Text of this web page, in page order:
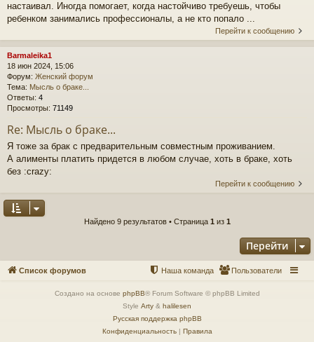
настаивал. Иногда помогает, когда настойчиво требуешь, чтобы
ребенком занимались профессионалы, а не кто попало ...
Перейти к сообщению
Barmaleika1
18 июн 2024, 15:06
Форум: Женский форум
Тема: Мысль о браке...
Ответы: 4
Просмотры: 71149
Re: Мысль о браке...
Я тоже за брак с предварительным совместным проживанием.
А алименты платить придется в любом случае, хоть в браке, хоть
без :crazy:
Перейти к сообщению
Найдено 9 результатов • Страница 1 из 1
Перейти
Список форумов Пользователи
Наша команда
Создано на основе phpBB® Forum Software © phpBB Limited
Style Arty & halilesen
Русская поддержка phpBB
Конфиденциальность| Правила